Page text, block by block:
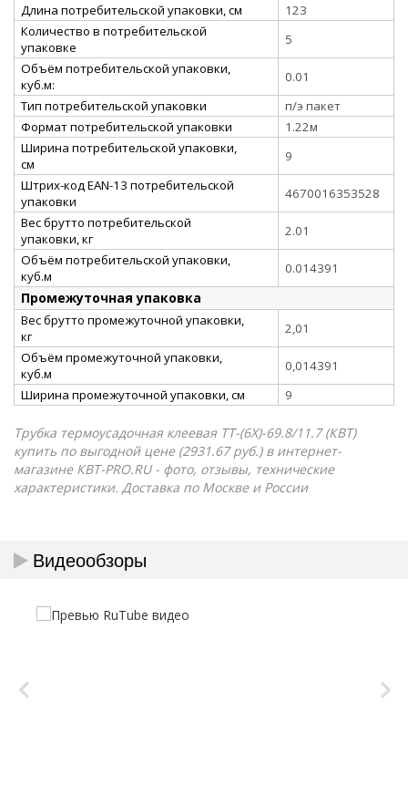
Длина потребительской упаковки, см
123
Количество в потребительской
упаковке
5
Объём потребительской упаковки,
куб.м:
0.01
Тип потребительской упаковки
п/э пакет
Формат потребительской упаковки
1.22м
Ширина потребительской упаковки,
см
9
Штрих-код EAN-13 потребительской
упаковки
4670016353528
Вес брутто потребительской
упаковки, кг
2.01
Объём потребительской упаковки,
куб.м
0.014391
Промежуточная упаковка
Вес брутто промежуточной упаковки,
кг
2,01
Объём промежуточной упаковки,
куб.м
0,014391
Ширина промежуточной упаковки, см
9
Трубка термоусадочная клеевая ТТ-(6Х)-69.8/11.7 (КВТ)
купить по выгодной цене (2931.67 руб.) в интернет-
магазине КВТ-PRO.RU - фото, отзывы, технические
характеристики. Доставка по Москве и России
Видеообзоры